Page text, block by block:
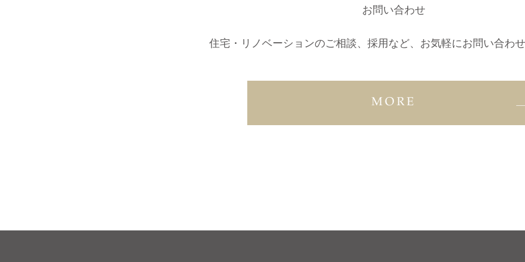
お問い合わせ
住宅・リノベーションのご相談、採用など、 お気軽にお問い合わせ
MORE